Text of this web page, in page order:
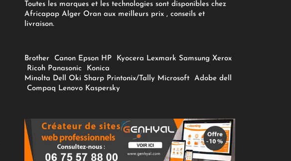
Toutes les marques et les technologies sont disponibles chez
Africapap Alger Oran aux meilleurs prix , conseils et
livraison.
Brother Canon Epson HP Kyocera Lexmark Samsung Xerox
Ricoh Panasonic
Konica
Minolta Dell Oki Sharp Printonix/Tally Microsoft Adobe dell
Compaq Lenovo Kaspersky